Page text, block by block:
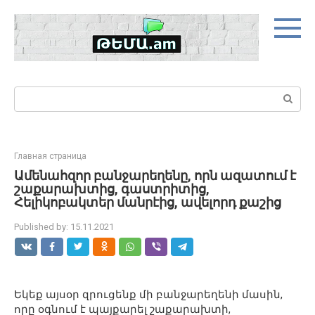
content
Search:
Главная страница
Ամենահզոր բանջարեղենը, որն ազատում է
շաքարախտից, գաստրիտից,
Հելիկոբակտեր մանրէից, ավելորդ քաշից
Published by: 15.11.2021
Եկեք այսօր զրուցենք մի բանջարեղենի մասին,
որը օգնում է պայքարել շաքարախտի,